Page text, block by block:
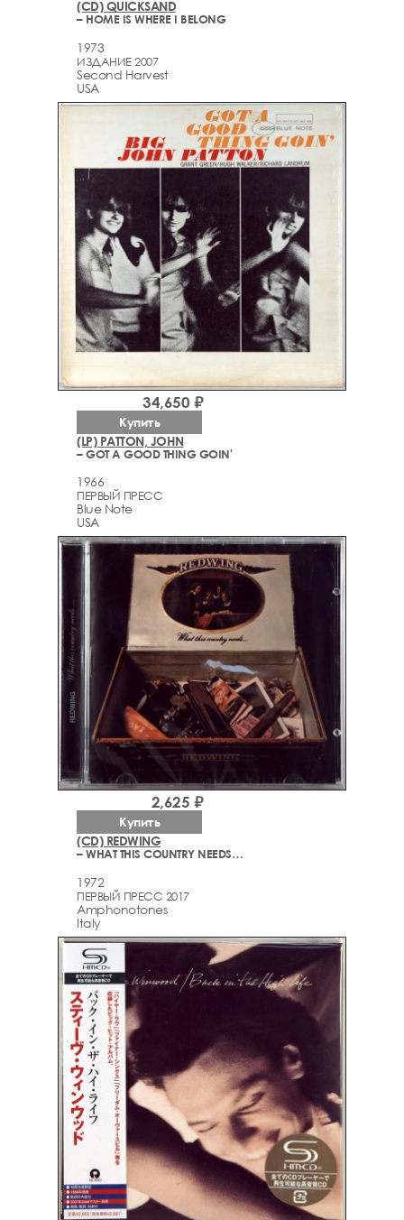
(CD) QUICKSAND
– HOME IS WHERE I BELONG
1973
ИЗДАНИЕ 2007
Second Harvest
USA
(LP) PATTON, JOHN
– GOT A GOOD THING GOIN'
1966
ПЕРВЫЙ ПРЕСС
Blue Note
USA
34,650 ₽
Купить
(CD) REDWING
– WHAT THIS COUNTRY NEEDS…
1972
ПЕРВЫЙ ПРЕСС 2017
Amphonotones
Italy
2,625 ₽
Купить